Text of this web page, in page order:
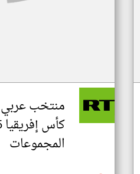
منتخب
المجموعات